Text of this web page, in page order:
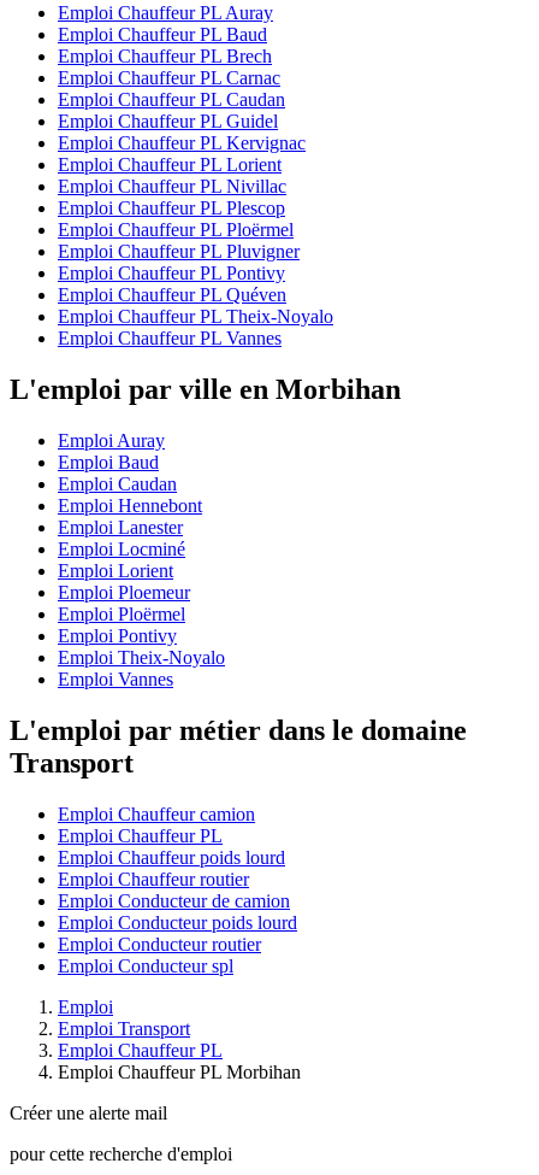
Emploi Chauffeur PL Auray
Emploi Chauffeur PL Baud
Emploi Chauffeur PL Brech
Emploi Chauffeur PL Carnac
Emploi Chauffeur PL Caudan
Emploi Chauffeur PL Guidel
Emploi Chauffeur PL Kervignac
Emploi Chauffeur PL Lorient
Emploi Chauffeur PL Nivillac
Emploi Chauffeur PL Plescop
Emploi Chauffeur PL Ploërmel
Emploi Chauffeur PL Pluvigner
Emploi Chauffeur PL Pontivy
Emploi Chauffeur PL Quéven
Emploi Chauffeur PL Theix-Noyalo
Emploi Chauffeur PL Vannes
L'emploi par ville en Morbihan
Emploi Auray
Emploi Baud
Emploi Caudan
Emploi Hennebont
Emploi Lanester
Emploi Locminé
Emploi Lorient
Emploi Ploemeur
Emploi Ploërmel
Emploi Pontivy
Emploi Theix-Noyalo
Emploi Vannes
L'emploi par métier dans le domaine
Transport
Emploi Chauffeur camion
Emploi Chauffeur PL
Emploi Chauffeur poids lourd
Emploi Chauffeur routier
Emploi Conducteur de camion
Emploi Conducteur poids lourd
Emploi Conducteur routier
Emploi Conducteur spl
Emploi
Emploi Transport
Emploi Chauffeur PL
Emploi Chauffeur PL Morbihan
Créer une alerte mail
pour cette recherche d'emploi